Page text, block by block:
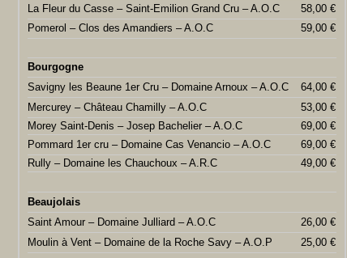
La Fleur du Casse – Saint-Emilion Grand Cru – A.O.C
58,00 €
Pomerol – Clos des Amandiers – A.O.C
59,00 €
Bourgogne
Savigny les Beaune 1er Cru – Domaine Arnoux – A.O.C
64,00 €
Mercurey – Château Chamilly – A.O.C
53,00 €
Morey Saint-Denis – Josep Bachelier – A.O.C
69,00 €
Pommard 1er cru – Domaine Cas Venancio – A.O.C
69,00 €
Rully – Domaine les Chauchoux – A.R.C
49,00 €
Beaujolais
Saint Amour – Domaine Julliard – A.O.C
26,00 €
Moulin à Vent – Domaine de la Roche Savy – A.O.P
25,00 €